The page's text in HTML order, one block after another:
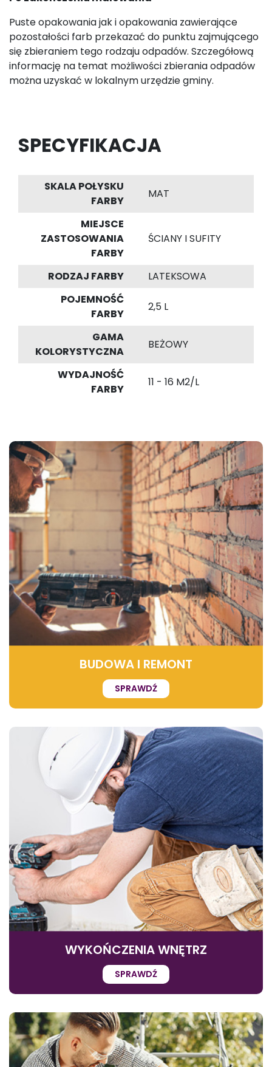
Puste opakowania jak i opakowania zawierające
pozostałości farb przekazać do punktu zajmującego
się zbieraniem tego rodzaju odpadów. Szczegółową
informację na temat możliwości zbierania odpadów
można uzyskać w lokalnym urzędzie gminy.
SPECYFIKACJA
SKALA POŁYSKU
FARBY
MAT
MIEJSCE
ZASTOSOWANIA
FARBY
ŚCIANY I SUFITY
RODZAJ FARBY
LATEKSOWA
POJEMNOŚĆ
FARBY
2,5 L
GAMA
KOLORYSTYCZNA
BEŻOWY
WYDAJNOŚĆ
FARBY
11 - 16 M2/L
BUDOWA I REMONT
SPRAWDŹ
WYKOŃCZENIA WNĘTRZ
SPRAWDŹ